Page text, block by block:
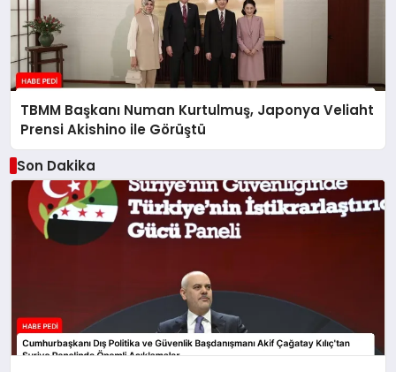
TBMM Başkanı Numan Kurtulmuş, Japonya Veliaht
Prensi Akishino ile Görüştü
Son Dakika